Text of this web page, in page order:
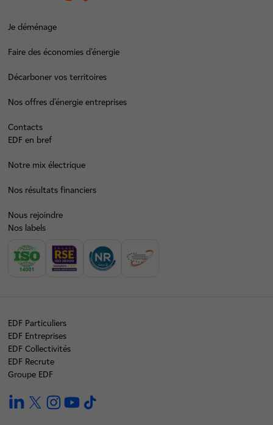
Je déménage
Faire des économies d’énergie
Décarboner vos territoires
Nos offres d’énergie entreprises
Contacts
EDF en bref
Notre mix électrique
Nos résultats financiers
Nous rejoindre
Nos labels
EDF Particuliers
EDF Entreprises
EDF Collectivités
EDF Recrute
Groupe EDF
linkedintwitterinstagramyoutube